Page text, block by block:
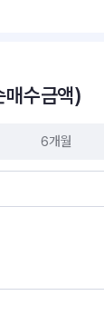
매수금액)
6개월